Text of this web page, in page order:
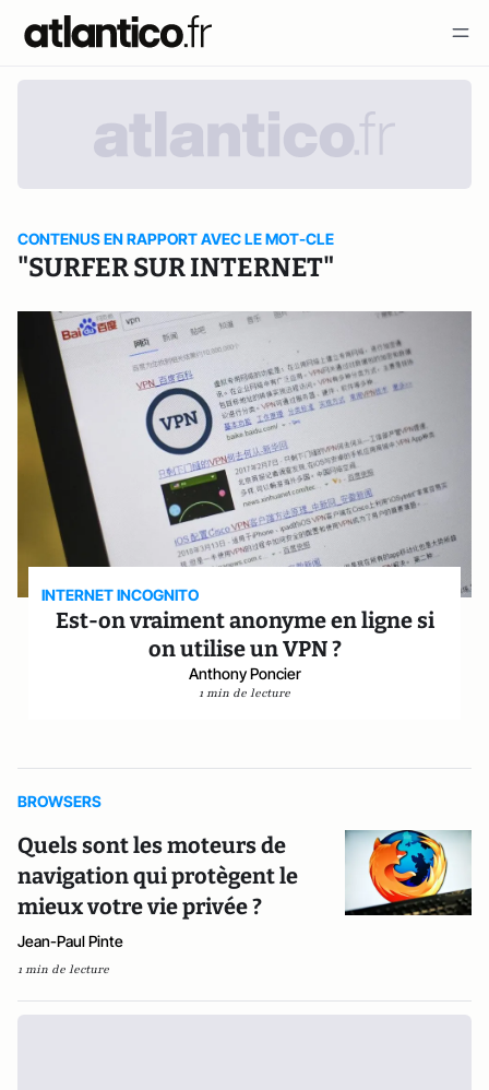
CONTENUS EN RAPPORT AVEC LE MOT-CLE
"SURFER SUR INTERNET"
INTERNET INCOGNITO
Est-on vraiment anonyme en ligne si
on utilise un VPN ?
Anthony Poncier
1 min de lecture
BROWSERS
Quels sont les moteurs de
navigation qui protègent le
mieux votre vie privée ?
Jean-Paul Pinte
1 min de lecture